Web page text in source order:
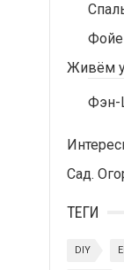
Фойе
Живём
Сад.
ТЕГИ
DIY